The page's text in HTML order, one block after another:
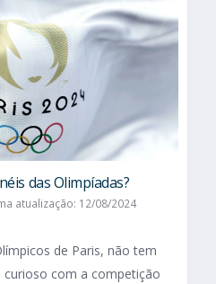
das Olimpíadas?
atualização: 12/08/2024
de Paris, não tem
com a competição